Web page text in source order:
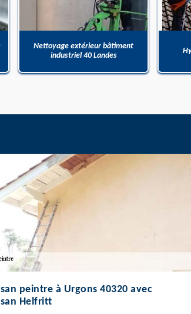
Nettoyage extérieur bâtiment
industriel 40 Landes
peintre à Urgons 40320 avec
Helfritt